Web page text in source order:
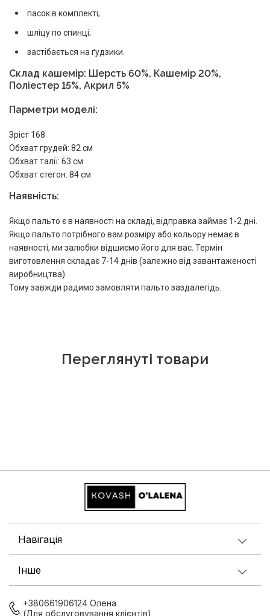
пасок в комплекті;
шліцу по спинці;
застібається на ґудзики.
Склад кашемір: Шерсть 60%, Кашемір 20%,
Поліестер 15%, Акрил 5%
Парметри моделі:
Зріст 168
Обхват грудей: 82 см
Обхват талії: 63 см
Обхват стегон: 84 см
Наявність:
Якщо пальто є в наявності на складі, відправка займає 1-2 дні.
Якщо пальто потрібного вам розміру або кольору немає в
наявності, ми залюбки відшиємо його для вас. Термін
виготовлення складає 7-14 днів (залежно від завантаженості
виробництва).
Тому завжди радимо замовляти пальто заздалегідь.
Переглянуті товари
Навігація
Інше
+380661906124 Олена
(Для обслуговування клієнтів)